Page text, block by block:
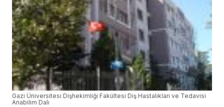
Gazi Üniversitesi Dişhekimliği Fakültesi Diş Hastalıkları ve Tedavisi
Anabilim Dalı